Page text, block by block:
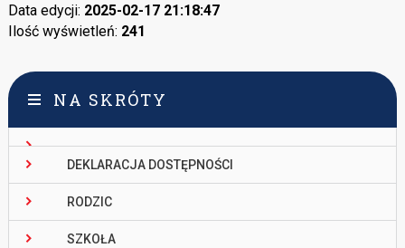
Data edycji: 2025-02-17 21:18:47
Ilość wyświetleń: 241
NA SKRÓTY
DEKLARACJA DOSTĘPNOŚCI
RODZIC
SZKOŁA